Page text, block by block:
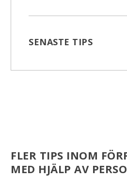
SENASTE TIPS
FLER TIPS INOM
MED HJÄLP AV